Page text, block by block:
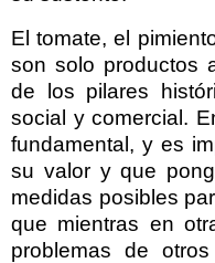
El tomate, el
son solo productos
de los pilares
social y comercial.
fundamental, y es
su valor y que
medidas posibles
que mientras en
problemas de